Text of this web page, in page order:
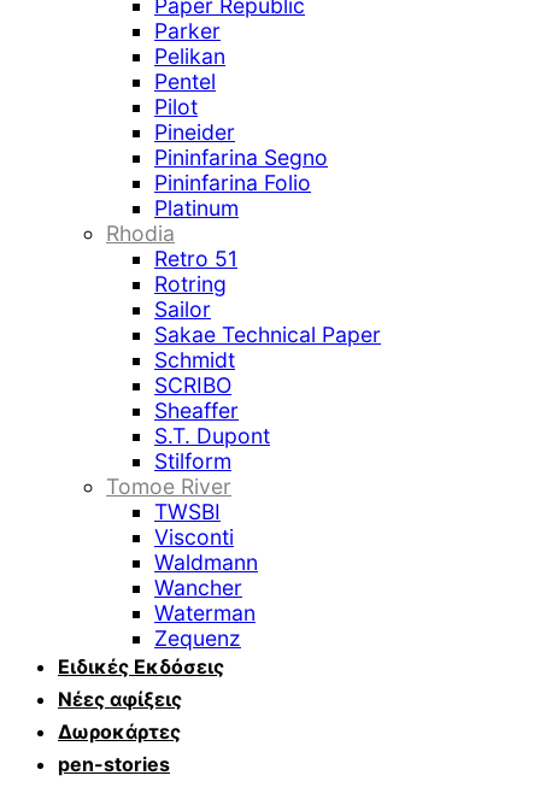
Paper Republic
Parker
Pelikan
Pentel
Pilot
Pineider
Pininfarina Segno
Pininfarina Folio
Platinum
Rhodia
Retro 51
Rotring
Sailor
Sakae Technical Paper
Schmidt
SCRIBO
Sheaffer
S.T. Dupont
Stilform
Tomoe River
TWSBI
Visconti
Waldmann
Wancher
Waterman
Zequenz
Ειδικές Εκδόσεις
Νέες αφίξεις
Δωροκάρτες
pen-stories